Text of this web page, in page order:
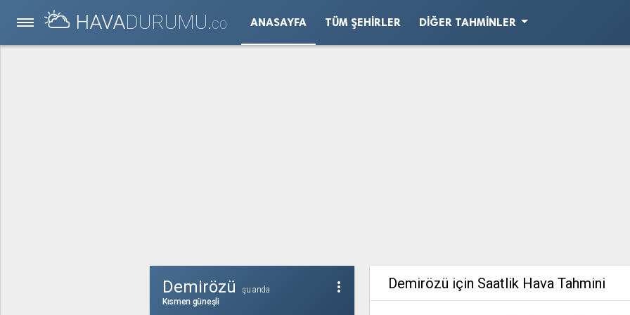
HAVADURUMU.CO ANASAYFA TÜM ŞEHIRLER DIĞER TAHMINLERarrow_drop_down
more_vert
Demirözü
şu anda
Kısmen güneşli
Demirözü için Saatlik Hava Tahmini